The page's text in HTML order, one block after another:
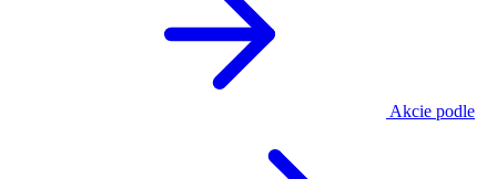
Akcie podle